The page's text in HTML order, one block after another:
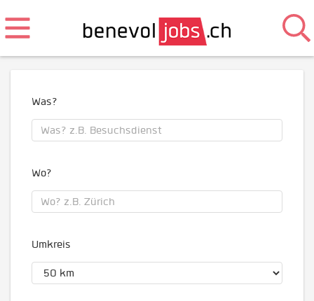
Was?
Wo?
Umkreis